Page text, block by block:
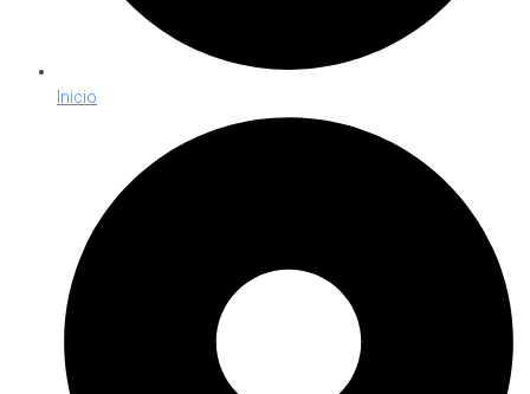
Inicio